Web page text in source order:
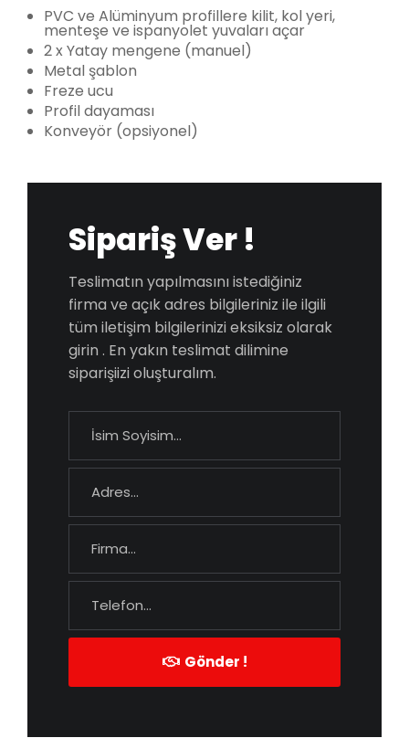
PVC ve Alüminyum profillere kilit, kol yeri,
menteşe ve ispanyolet yuvaları açar
2 x Yatay mengene (manuel)
Metal şablon
Freze ucu
Profil dayaması
Konveyör (opsiyonel)
Sipariş Ver !
Teslimatın yapılmasını istediğiniz
firma ve açık adres bilgileriniz ile ilgili
tüm iletişim bilgilerinizi eksiksiz olarak
girin . En yakın teslimat dilimine
siparişiizi oluşturalım.
Gönder !